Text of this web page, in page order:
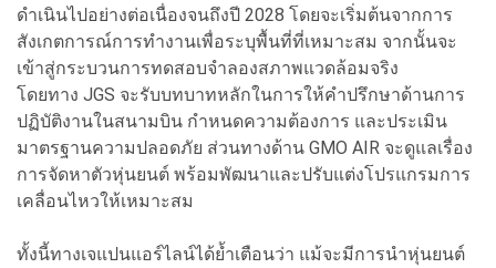
ดำเนินไปอย่างต่อเนื่องจนถึงปี 2028 โดยจะเริ่มต้นจากการ
สังเกตการณ์การทำงานเพื่อระบุพื้นที่ที่เหมาะสม จากนั้นจะ
เข้าสู่กระบวนการทดสอบจำลองสภาพแวดล้อมจริง
โดยทาง JGS จะรับบทบาทหลักในการให้คำปรึกษาด้านการ
ปฏิบัติงานในสนามบิน กำหนดความต้องการ และประเมิน
มาตรฐานความปลอดภัย ส่วนทางด้าน GMO AIR จะดูแลเรื่อง
การจัดหาตัวหุ่นยนต์ พร้อมพัฒนาและปรับแต่งโปรแกรมการ
เคลื่อนไหวให้เหมาะสม
ทั้งนี้ทางเจแปนแอร์ไลน์ได้ย้ำเตือนว่า แม้จะมีการนำหุ่นยนต์